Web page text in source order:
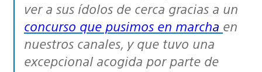
ver a sus ídolos de cerca gracias a un
concurso que pusimos en marcha en
nuestros canales, y que tuvo una
excepcional acogida por parte de